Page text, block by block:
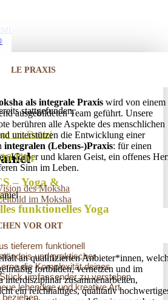
PRAXIS
als integrale Praxis wird von einem
ausgebildeten Team geführt. Unsere
berühren alle Aspekte des menschlichen
unterstützen die Entwicklung einer
integralen (Lebens-)Praxis: für einen
Körper und klaren Geist, ein offenes
Sinn im Leben.
des Moksha
im Moksha
VOR ORT
an qualifizierten Anbieter*innen,
fortbilden, vernetzen und im
interdisziplinär zusammenarbeiten,
ein reichhaltiges, qualitativ
stattgefunden.
mit Daniel
– Yoga &
funktionelles Yoga
tieferem funktionell
und praktischer
die Komplexität deines
umfassender zu verstehen
lebendige und kreative Art
beziehen.